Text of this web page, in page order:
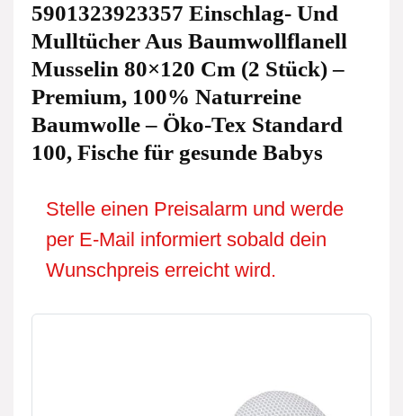
5901323923357 Einschlag- Und
Mulltücher Aus Baumwollflanell
Musselin 80×120 Cm (2 Stück) –
Premium, 100% Naturreine
Baumwolle – Öko-Tex Standard
100, Fische für gesunde Babys
Stelle einen Preisalarm und werde
per E-Mail informiert sobald dein
Wunschpreis erreicht wird.